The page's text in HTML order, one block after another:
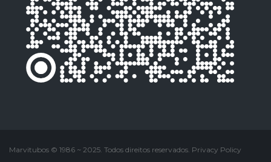
Marvitubos © 1986 ~ 2025. Todos direitos reservados. Privacy Policy